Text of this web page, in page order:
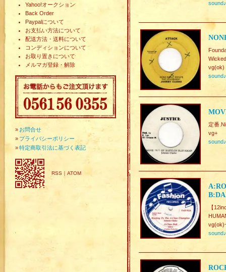
Yahoo!オークション
Back Order
Paypalについて
お支払い方法について
配送方法・送料について
コンディションについて
お取り置きについて
メルマガ登録・解除
» お問合せ
» プライバシーポリシー
»特定商取引法に基づく表記
RSS ｜ ATOM
sound♪
vg(ok)
sound♪
定番
vg+
sound♪
【
sound♪